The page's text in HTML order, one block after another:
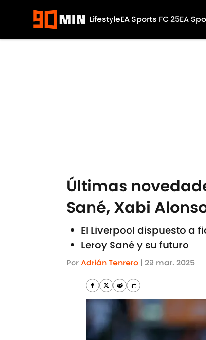
LifestyleEA Sports FC 25EA
Últimas
Sané, Xabi
El Liverpool dispuesto a
Leroy Sané y su futuro
PorAdrián Tenrero | 29 mar. 2025